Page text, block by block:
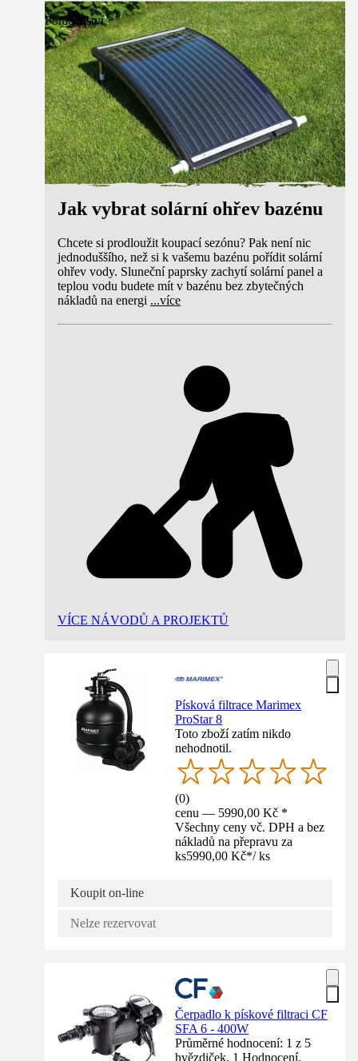
Poradenství
Jak vybrat solární ohřev bazénu
Chcete si prodloužit koupací sezónu? Pak není nic
jednoduššího, než si k vašemu bazénu pořídit solární
ohřev vody. Sluneční paprsky zachytí solární panel a
teplou vodu budete mít v bazénu bez zbytečných
nákladů na energi ...více
VÍCE NÁVODŮ A PROJEKTŮ
Písková filtrace Marimex
ProStar 8
Toto zboží zatím nikdo
nehodnotil.
(0)
cenu — 5990,00 Kč *
Všechny ceny vč. DPH a bez
nákladů na přepravu za
ks5990,00 Kč*/ ks
Koupit on-line
Nelze rezervovat
Čerpadlo k pískové filtraci CF
SFA 6 - 400W
Průměrné hodnocení: 1 z 5
hvězdiček. 1 Hodnocení.